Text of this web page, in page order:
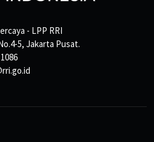
- LPP RRI
5, Jakarta Pusat.